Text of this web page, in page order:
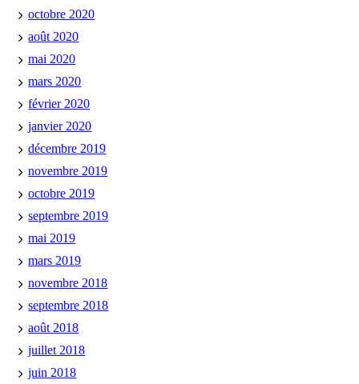
octobre 2020
août 2020
mai 2020
mars 2020
février 2020
janvier 2020
décembre 2019
novembre 2019
octobre 2019
septembre 2019
mai 2019
mars 2019
novembre 2018
septembre 2018
août 2018
juillet 2018
juin 2018